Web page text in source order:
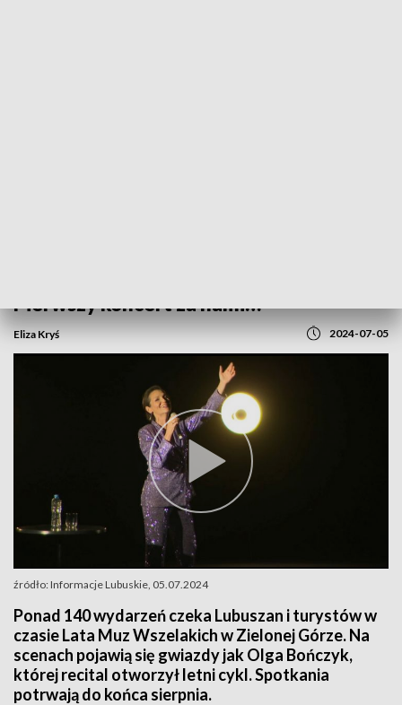
Pierwszy koncert za nami…
Eliza Kryś 2024-07-05
źródło: Informacje Lubuskie, 05.07.2024
Ponad 140 wydarzeń czeka Lubuszan i turystów w
czasie Lata Muz Wszelakich w Zielonej Górze. Na
scenach pojawią się gwiazdy jak Olga Bończyk,
której recital otworzył letni cykl. Spotkania
potrwają do końca sierpnia.